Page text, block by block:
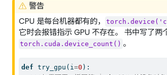
警告
CPU 是每台机器都有的，
它时会报错指示 GPU 不存在。 书中写了两
torch.cuda.device_count() 。
def try_gpu(i =0 ):